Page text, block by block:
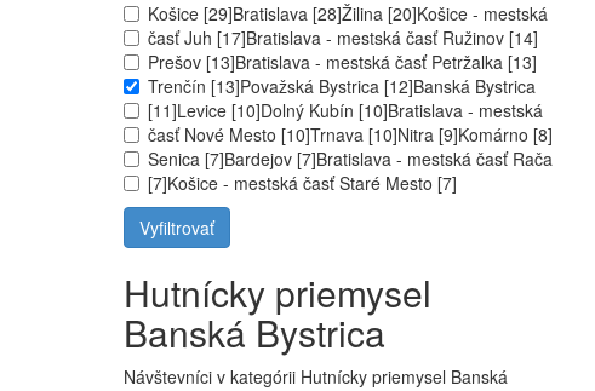
Košice [29]Bratislava [28]Žilina [20]Košice - mestská
časť Juh [17]Bratislava - mestská časť Ružinov [14]
Prešov [13]Bratislava - mestská časť Petržalka [13]
Trenčín [13]Považská Bystrica [12]Banská Bystrica
[11]Levice [10]Dolný Kubín [10]Bratislava - mestská
časť Nové Mesto [10]Trnava [10]Nitra [9]Komárno [8]
Senica [7]Bardejov [7]Bratislava - mestská časť Rača
[7]Košice - mestská časť Staré Mesto [7]
Hutnícky priemysel
Banská Bystrica
Návštevníci v kategórii Hutnícky priemysel Banská